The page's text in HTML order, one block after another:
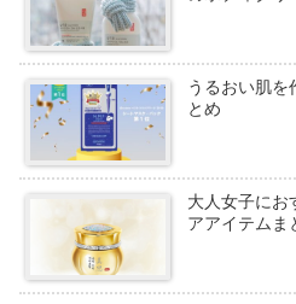
うるおい肌を
とめ
大人女子にお
アアイテムま